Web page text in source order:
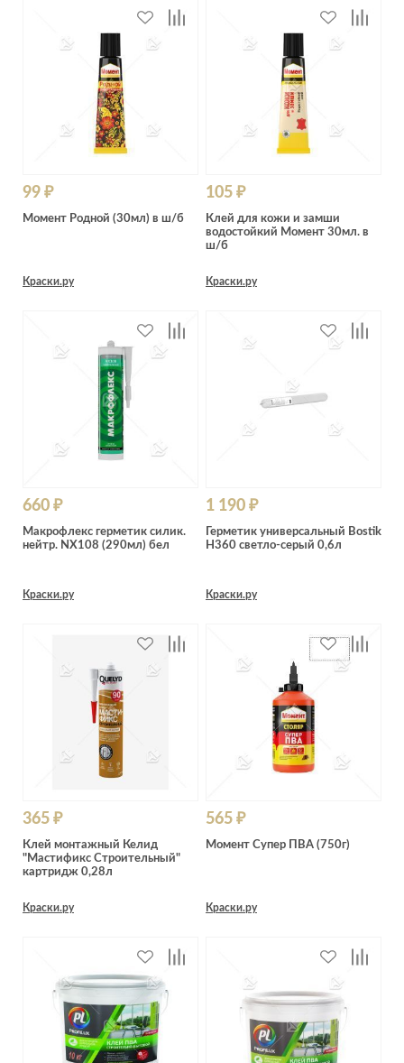
99 ₽
Момент Родной (30мл) в ш/б
Краски.ру
105 ₽
Клей для кожи и замши
водостойкий Момент 30мл. в
ш/б
Краски.ру
660 ₽
Макрофлекс герметик силик.
нейтр. NX108 (290мл) бел
Краски.ру
1 190 ₽
Герметик универсальный Bostik
H360 светло-серый 0,6л
Краски.ру
365 ₽
Клей монтажный Келид
"Мастификс Строительный"
картридж 0,28л
Краски.ру
565 ₽
Момент Супер ПВА (750г)
Краски.ру